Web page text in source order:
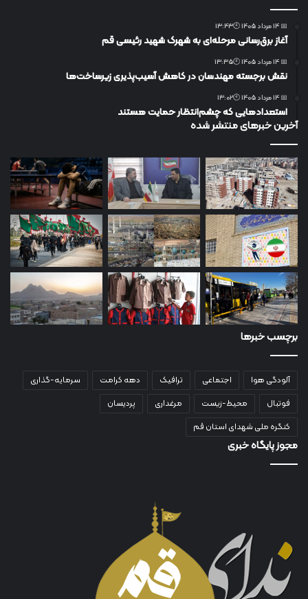
📅 14 مرداد 1405 🕙13:43
آغاز برق‌رسانی مرحله‌ای به شهرک شهید رئیسی قم
📅 14 مرداد 1405 🕙13:35
نقش برجسته مهندسان در کاهش آسیب‌پذیری زیرساخت‌ها
📅 14 مرداد 1405 🕙13:02
استعدادهایی که چشم‌انتظار حمایت هستند
آخرین خبرهای منتشر شده
برچسب خبرها
آلودگی هوا اجتماعی ترافیک دهه کرامت
سرمایه-گذاری
فوتبال
محیط-زیست مرغداری
پردیسان
کنگره ملی شهدای استان قم
مجوز پایگاه خبری